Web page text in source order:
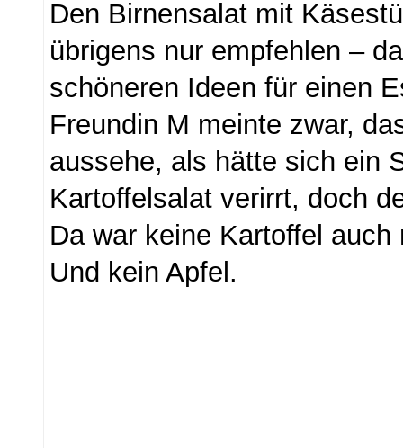
Den Birnensalat mit
übrigens nur empfehlen –
schöneren Ideen für einen
Freundin M meinte zwar,
aussehe, als hätte sich ein
Kartoffelsalat verirrt, doch
Da war keine Kartoffel auch
Und kein Apfel.